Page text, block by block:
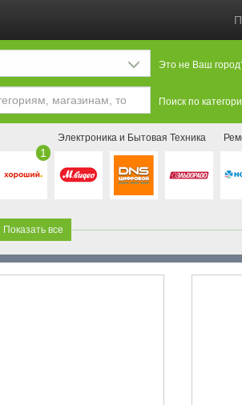
Это не Ваш
Поиск по
1
Электроника и Бытовая Техника
Показать все